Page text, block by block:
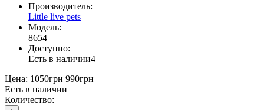
Производитель:
Little live pets
Модель:
8654
Доступно:
Есть в наличии4
Цена: 1050грн 990грн
Есть в наличии
Количество: